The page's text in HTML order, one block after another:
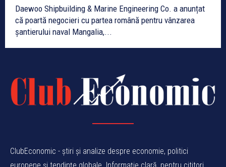
Daewoo Shipbuilding & Marine Engineering Co. a anunțat
că poartă negocieri cu partea română pentru vânzarea
șantierului naval Mangalia,...
ClubEconomic - știri și analize despre economie, politici